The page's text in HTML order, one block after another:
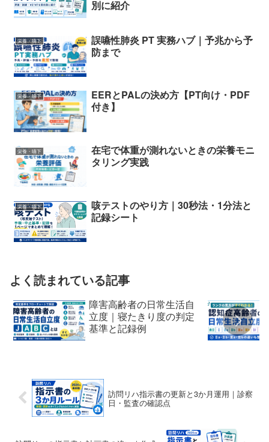
別に紹介
栄養・嚥下
誤嚥性肺炎 PT 実務ハブ｜予兆から予
防まで
栄養・嚥下
EERとPALの決め方【PT向け・PDF
付き】
栄養・嚥下
在宅で体重が測れないときの栄養モニ
タリング実践
栄養・嚥下
咳テストのやり方｜30秒法・1分法と
記録シート
よく読まれている記事
障害高齢者の日常生活自
立度｜寝たきり度の判定
基準と記録例
訪問リハ指示書の更新と3か月運用｜診察
日・監査の確認点